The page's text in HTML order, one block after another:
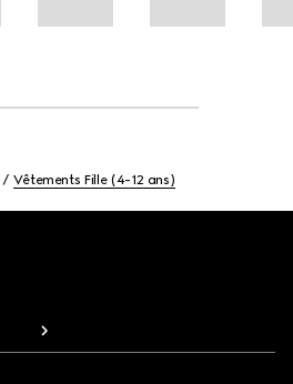
Vêtements Fille (4-12 ans)